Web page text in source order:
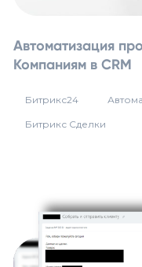
Автоматизация
Компаниям в CRM
Битрикс24
Битрикс Сделки